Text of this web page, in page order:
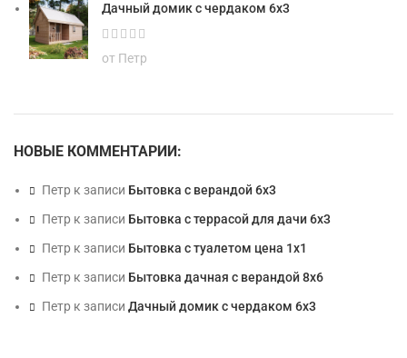
Дачный домик с чердаком 6х3
от Петр
НОВЫЕ КОММЕНТАРИИ:
Петр к записи Бытовка с верандой 6х3
Петр к записи Бытовка с террасой для дачи 6х3
Петр к записи Бытовка с туалетом цена 1х1
Петр к записи Бытовка дачная с верандой 8х6
Петр к записи Дачный домик с чердаком 6х3